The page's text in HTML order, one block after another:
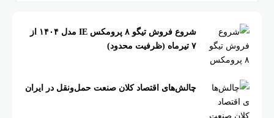
شروع فروش تیگو ۸ پرومکس IE مدل ۱۴۰۴ از
۷ تیرماه (ظرفیت محدود)
چالش‌های اقتصاد کلان صنعت حمل‌ونقل در ایران